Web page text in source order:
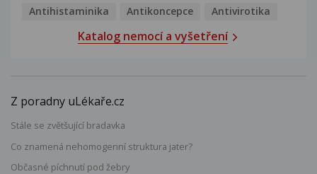
Antihistaminika
Antikoncepce Antivirotika
Katalog nemocí a vyšetření
Z poradny uLékaře.cz
Stále se zvětšující bradavka
Co znamená nehomogenní struktura jater?
Občasné píchnutí pod žebry